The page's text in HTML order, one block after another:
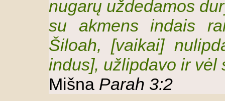
nugarų uždedamos
su akmens indais
Šiloah, [vaikai]
indus], užlipdavo ir vėl
Mišna Parah 3:2